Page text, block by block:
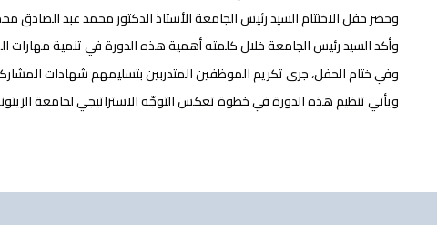
وحضر حفل الاختتام السيد رئيس الجامعة الأستاذ الدكتور محمد عبد الصادق
وأكد السيد رئيس الجامعة خلال كلمته أهمية هذه الدورة في تنمية مهارات
وفي ختام الحفل، جرى تكريم الموظفين المتدربين بتسليمهم شهادات
ويأتي تنظيم هذه الدورة في خطوة تعكس التوجّه الاستراتيجي لجامعة